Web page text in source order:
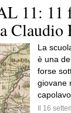
11: 11
Claudio
La
è una
forse
giovane
Il 16